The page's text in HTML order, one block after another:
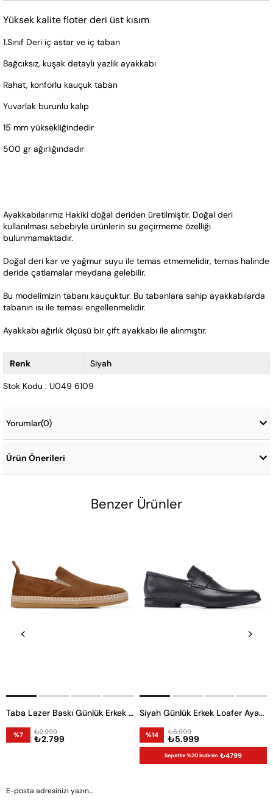
Yüksek kalite floter deri üst kısım
1.Sınıf Deri iç astar ve iç taban
Bağcıksız, kuşak detaylı yazlık ayakkabı
Rahat, konforlu kauçuk taban
Yuvarlak burunlu kalıp
15 mm yüksekliğindedir
500 gr ağırlığındadır
Ayakkabılarımız Hakiki doğal deriden üretilmiştir. Doğal deri
kullanılması sebebiyle ürünlerin su geçirmeme özelliği
bulunmamaktadır.
Doğal deri kar ve yağmur suyu ile temas etmemelidir, temas halinde
deride çatlamalar meydana gelebilir.
Bu modelimizin tabanı kauçuktur. Bu tabanlara sahip ayakkabılarda
tabanın ısı ile teması engellenmelidir.
Ayakkabı ağırlık ölçüsü bir çift ayakkabı ile alınmıştır.
Renk Siyah
Stok Kodu : U049 6109
Yorumlar(0)
Ürün Önerileri
Benzer Ürünler
Taba Lazer Baskı Günlük Erkek Ayakkabı
%7 ₺2.799
₺2.999
Siyah Günlük Erkek Loafer Ayakkabı
%14 ₺5.999
₺6.999
Sepette %20 İndirim ₺4799